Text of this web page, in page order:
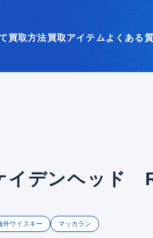
買取方法買取アイテム よくある
イデンヘッド
外ウイスキー マッカラン